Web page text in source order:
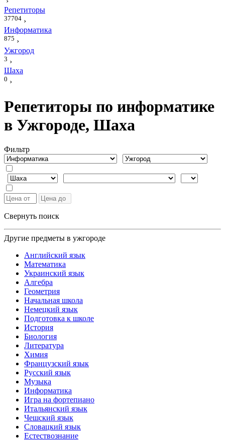
Репетиторы
37704 ›
Информатика
875 ›
Ужгород
3 ›
Шаха
0 ›
Репетиторы по информатике
в Ужгороде, Шаха
Фильтр
Свернуть поиск
Другие предметы в ужгороде
Английский язык
Математика
Украинский язык
Алгебра
Геометрия
Начальная школа
Немецкий язык
Подготовка к школе
История
Биология
Литература
Химия
Французский язык
Русский язык
Музыка
Информатика
Игра на фортепиано
Итальянский язык
Чешский язык
Словацкий язык
Естествознание